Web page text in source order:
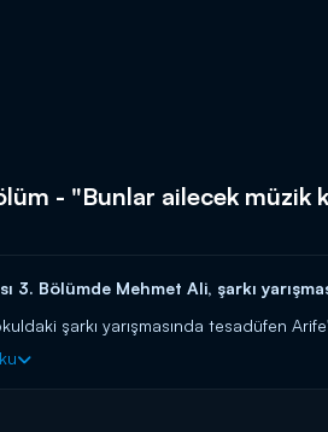
- "Bunlar ailecek müzik
3. Bölümde Mehmet Ali, şarkı
şarkı yarışmasında tesadüfen
Çiğdem'in kızının sahnede şarkı